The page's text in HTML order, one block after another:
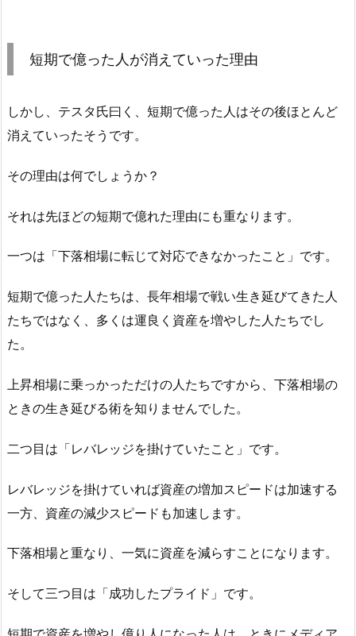
短期で億った人が消えていった理由
しかし、テスタ氏曰く、短期で億った人はその後ほとんど
消えていったそうです。
その理由は何でしょうか？
それは先ほどの短期で億れた理由にも重なります。
一つは「下落相場に転じて対応できなかったこと」です。
短期で億った人たちは、長年相場で戦い生き延びてきた人
たちではなく、多くは運良く資産を増やした人たちでし
た。
上昇相場に乗っかっただけの人たちですから、下落相場の
ときの生き延びる術を知りませんでした。
二つ目は「レバレッジを掛けていたこと」です。
レバレッジを掛けていれば資産の増加スピードは加速する
一方、資産の減少スピードも加速します。
下落相場と重なり、一気に資産を減らすことになります。
そして三つ目は「成功したプライド」です。